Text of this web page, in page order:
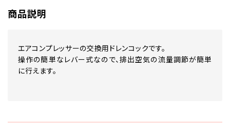
商品説明
エアコンプレッサーの交換用ドレンコックです。
操作の簡単なレバー式なので、排出空気の流量調節が簡単
に行えます。